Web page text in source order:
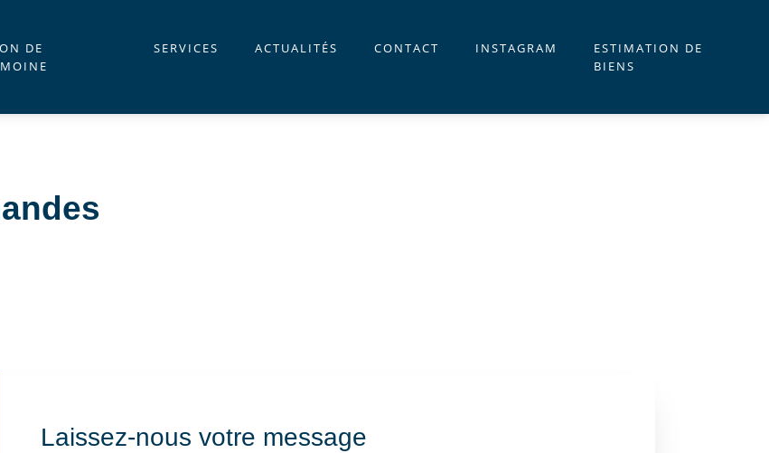
DE
SERVICES ACTUALITÉS CONTACT INSTAGRAM
ESTIMATION DE
BIENS
Laissez-nous votre message